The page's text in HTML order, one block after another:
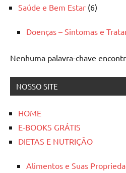
Saúde e Bem Estar (6)
Doenças – Sintomas e
Nenhuma palavra-chave
NOSSO SITE
HOME
E-BOOKS GRÁTIS
DIETAS E NUTRIÇÃO
Alimentos e Suas